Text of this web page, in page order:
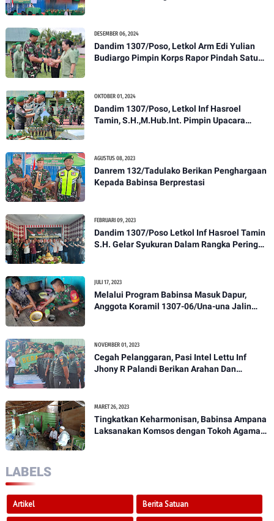
DESEMBER 06, 2024
Dandim 1307/Poso, Letkol Arm Edi Yulian
Budiargo Pimpin Korps Rapor Pindah Satuan
OKTOBER 01, 2024
Dandim 1307/Poso, Letkol Inf Hasroel
Tamin, S.H.,M.Hub.Int. Pimpin Upacara
AGUSTUS 08, 2023
Danrem 132/Tadulako Berikan Penghargaan
Kepada Babinsa Berprestasi
FEBRUARI 09, 2023
Dandim 1307/Poso Letkol Inf Hasroel Tamin
S.H. Gelar Syukuran Dalam Rangka Peringati
JULI 17, 2023
Melalui Program Babinsa Masuk Dapur,
Anggota Koramil 1307-06/Una-una Jalin
NOVEMBER 01, 2023
Cegah Pelanggaran, Pasi Intel Lettu Inf
Jhony R Palandi Berikan Arahan Dan
MARET 26, 2023
Tingkatkan Keharmonisan, Babinsa Ampana
Laksanakan Komsos dengan Tokoh Agama
LABELS
Artikel Berita Satuan